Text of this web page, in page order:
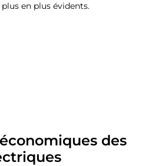
en plus évidents.
des